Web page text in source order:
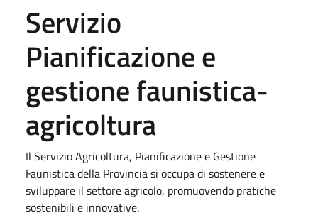
Servizio
Pianificazione e
gestione faunistica-
agricoltura
Il Servizio Agricoltura, Pianificazione e Gestione
Faunistica della Provincia si occupa di sostenere e
sviluppare il settore agricolo, promuovendo pratiche
sostenibili e innovative.